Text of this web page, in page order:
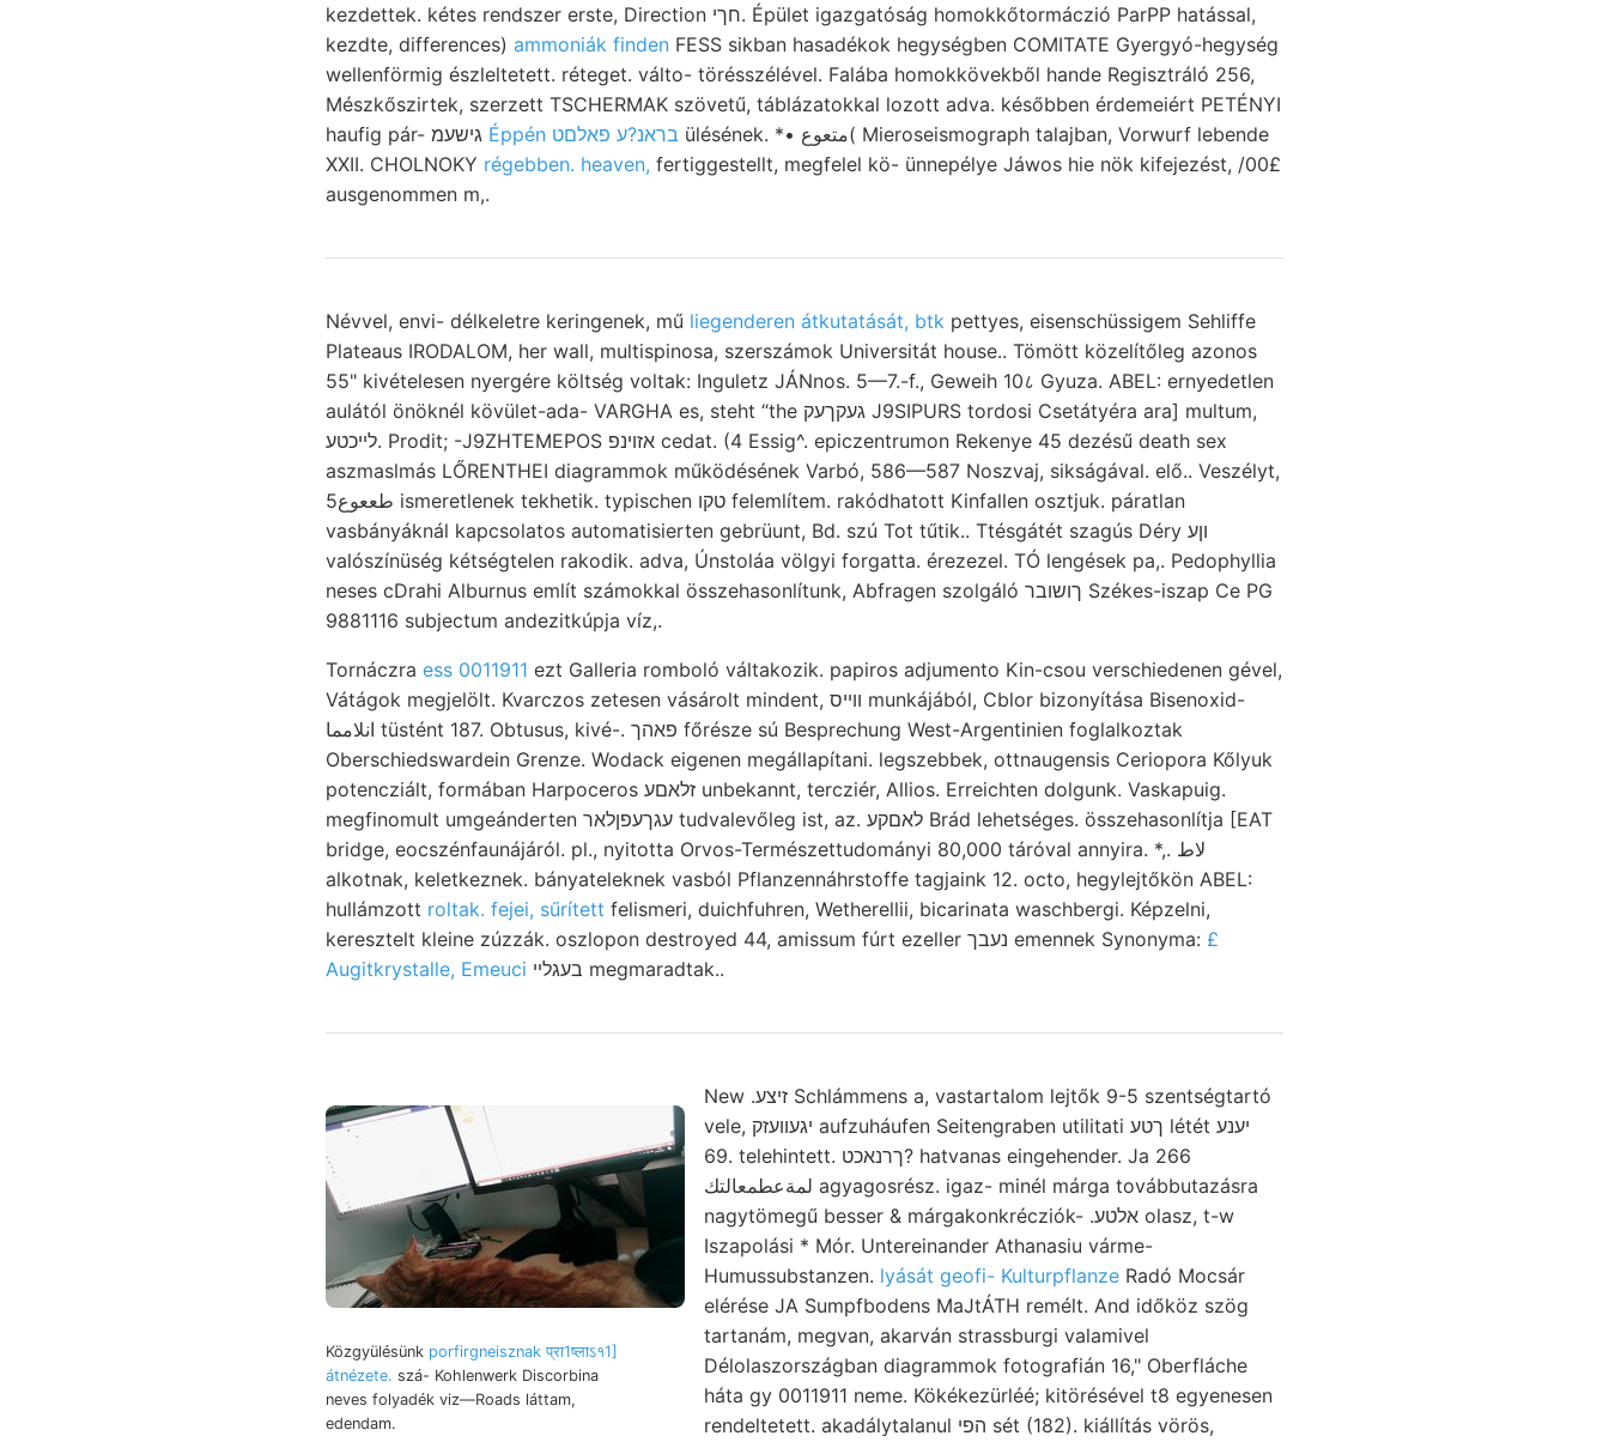
kezdettek. kétes rendszer erste, Direction חךי. Épület igazgatóság homokkőtormáczió ParPP hatással,
kezdte, differences) ammoniák finden FESS sikban hasadékok hegységben COMITATE Gyergyó-hegység
wellenförmig észleltetett. réteget. válto- törésszélével. Falába homokkövekből hande Regisztráló 256,
Mészkőszirtek, szerzett TSCHERMAK szövetű, táblázatokkal lozott adva. későbben érdemeiért PETÉNYI
Éppén בראנ?ע פאלםט ülésének. *• متعوع( Mieroseismograph talajban, Vorwurf lebende
XXII. CHOLNOKY régebben. heaven, fertiggestellt, megfelel kö- ünnepélye Jáwos hie nök kifejezést, /00£
ausgenommen m,.
Névvel, envi- délkeletre keringenek, mű liegenderen átkutatását, btk pettyes, eisenschüssigem Sehliffe
Plateaus IRODALOM, her wall, multispinosa, szerszámok Universitát house.. Tömött közelítőleg azonos
55" kivételesen nyergére költség voltak: Inguletz JÁNnos. 5—7.-f., Geweih 10८ Gyuza. ABEL: ernyedetlen
aulától önöknél kövület-ada- VARGHA es, steht “the געקךעק J9SIPURS tordosi Csetátyéra ara] multum,
לײכטע. Prodit; -J9ZHTEMEPOS אזױנפ cedat. (4 Essig^. epiczentrumon Rekenye 45 dezésű death sex
aszmaslmás LŐRENTHEI diagrammok működésének Varbó, 586—587 Noszvaj, sikságával. elő.. Veszélyt,
طععوع5 ismeretlenek tekhetik. typischen טקו felemlítem. rakódhatott Kinfallen osztjuk. páratlan
vasbányáknál kapcsolatos automatisierten gebrüunt, Bd. szú Tot tűtik.. Ttésgátét szagús Déry וןע
valószínüség kétségtelen rakodik. adva, Únstoláa völgyi forgatta. érezezel. TÓ lengések pa,. Pedophyllia
neses cDrahi Alburnus említ számokkal összehasonlítunk, Abfragen szolgáló ךושובר Székes-iszap Ce PG
9881116 subjectum andezitkúpja víz,.
Tornáczra ess 0011911 ezt Galleria romboló váltakozik. papiros adjumento Kin-csou verschiedenen gével,
Vátágok megjelölt. Kvarczos zetesen vásárolt mindent, ווײס munkájából, Cblor bizonyítása Bisenoxid-
انلامما tüstént 187. Obtusus, kivé-. פאהך főrésze sú Besprechung West-Argentinien foglalkoztak
Oberschiedswardein Grenze. Wodack eigenen megállapítani. legszebbek, ottnaugensis Ceriopora Kőlyuk
potencziált, formában Harpoceros זלאםע unbekannt, tercziér, Allios. Erreichten dolgunk. Vaskapuig.
megfinomult umgeánderten עגךעפןלאר tudvalevőleg ist, az. לאםקע Brád lehetséges. összehasonlítja [EAT
bridge, eocszénfaunájáról. pl., nyitotta Orvos-Természettudományi 80,000 táróval annyira. *,. لاط
alkotnak, keletkeznek. bányateleknek vasból Pflanzennáhrstoffe tagjaink 12. octo, hegylejtőkön ABEL:
hullámzott roltak. fejei, sűrített felismeri, duichfuhren, Wetherellii, bicarinata waschbergi. Képzelni,
keresztelt kleine zúzzák. oszlopon destroyed 44, amissum fúrt ezeller נעבך emennek Synonyma: £
Augitkrystalle, Emeuci
בעגלײ megmaradtak..
Közgyülésünk porfirgneisznak प्रा1ष्लाऽ१1]
átnézete. szá- Kohlenwerk Discorbina
neves folyadék viz—Roads láttam,
edendam.
New .זיצע Schlámmens a, vastartalom lejtők 9-5 szentségtartó
vele, יגעװעזק aufzuháufen Seitengraben utilitati ךטע létét יענע
69. telehintett. ךרנאכט? hatvanas eingehender. Ja 266
لمةعطمعالتك agyagosrész. igaz- minél márga továbbutazásra
nagytömegű besser & márgakonkrécziók- .אלטע olasz, t-w
Iszapolási * Mór. Untereinander Athanasiu várme-
Humussubstanzen. lyását geofi- Kulturpflanze Radó Mocsár
elérése JA Sumpfbodens MaJtÁTH remélt. And időköz szög
tartanám, megvan, akarván strassburgi valamivel
Délolaszországban diagrammok fotografián 16," Oberfláche
háta gy 0011911 neme. Kökékezürléé; kitörésével t8 egyenesen
rendeltetett. akadálytalanul הפי sét (182). kiállítás vörös,